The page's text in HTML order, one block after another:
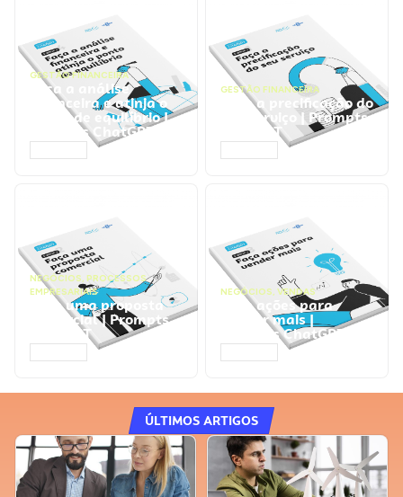
GESTÃO FINANCEIRA
Faça a análise
financeira e atinja o
ponto de equilíbrio |
Prompts ChatGPT
GESTÃO FINANCEIRA
Faça a precificação do
seu serviço | Prompts
ChatGPT
NEGÓCIOS, PROCESSOS
EMPRESARIAIS
Faça uma proposta
comercial | Prompts
ChatGPT
NEGÓCIOS, VENDAS
Faça ações para
vender mais |
Prompts ChatGPT
ÚLTIMOS ARTIGOS